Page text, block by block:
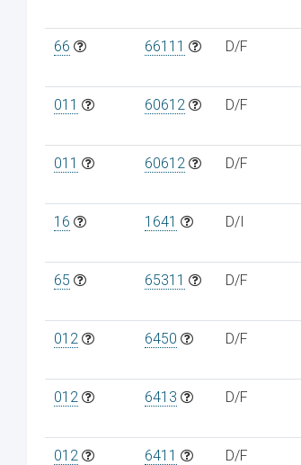
66 66111 D/F
011 60612 D/F
011 60612 D/F
16 1641 D/I
65 65311 D/F
012 6450 D/F
012 6413 D/F
012 6411 D/F